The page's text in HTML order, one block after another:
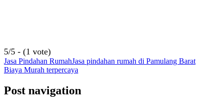
5/5 - (1 vote)
Jasa Pindahan RumahJasa pindahan rumah di Pamulang Barat
Biaya Murah terpercaya
Post navigation